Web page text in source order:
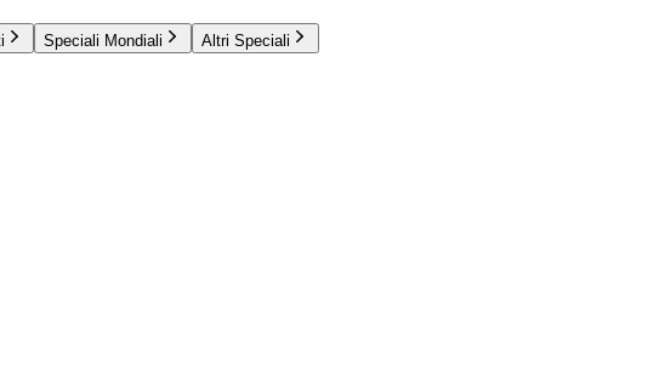
Speciali Mondiali Altri Speciali